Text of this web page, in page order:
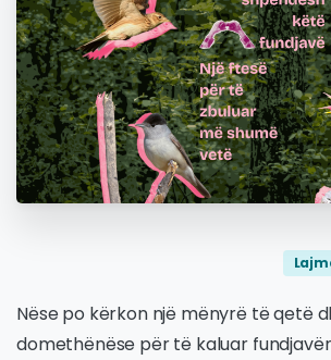
Nëse po kërkon një mënyrë të qetë
domethënëse për të kaluar